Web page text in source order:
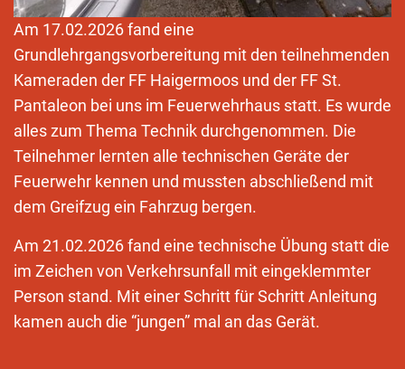
Am 17.02.2026 fand eine
Grundlehrgangsvorbereitung mit den teilnehmenden
Kameraden der FF Haigermoos und der FF St.
Pantaleon bei uns im Feuerwehrhaus statt. Es wurde
alles zum Thema Technik durchgenommen. Die
Teilnehmer lernten alle technischen Geräte der
Feuerwehr kennen und mussten abschließend mit
dem Greifzug ein Fahrzug bergen.
Am 21.02.2026 fand eine technische Übung statt die
im Zeichen von Verkehrsunfall mit eingeklemmter
Person stand. Mit einer Schritt für Schritt Anleitung
kamen auch die “jungen” mal an das Gerät.